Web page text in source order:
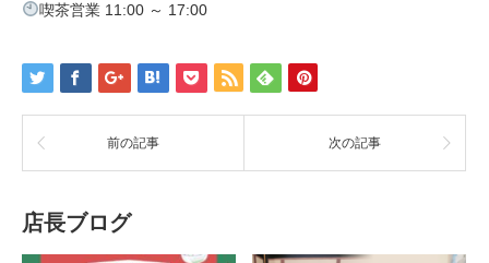
喫茶営業 11:00 ～ 17:00
前の記事 次の記事
店長ブログ